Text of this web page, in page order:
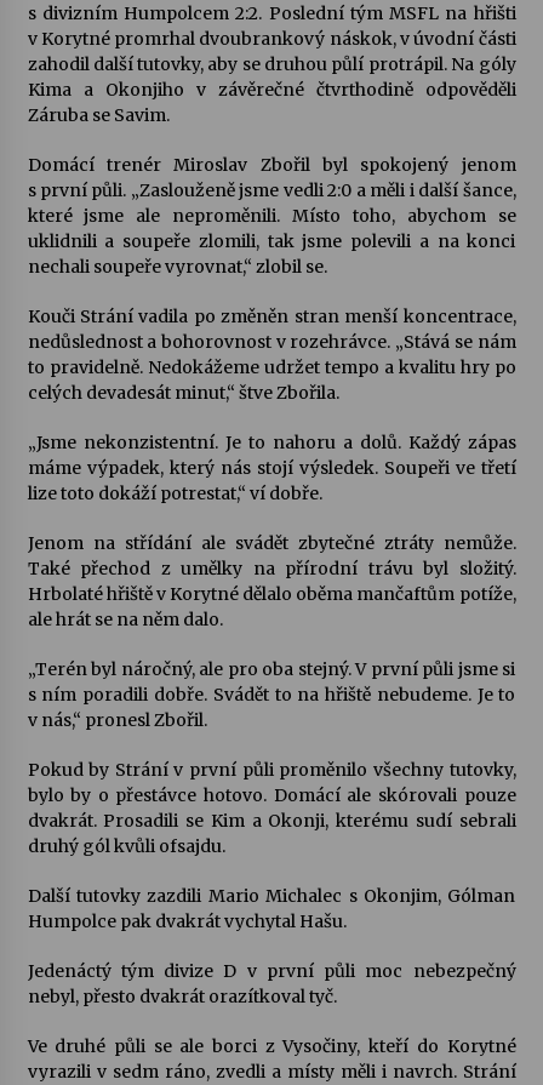
Pozvánka na integrační festival Quijotova
šedesátka: 28. 7.–1. 8. 2026
Letní koncerty ve Stromovce: Kolchoz a
Jenakaši
28. 7. 2026
23. 7. 2026
Letní koncerty ve Stromovce: Rufus Miller
Vysočinka
17. 7. 2026
Ozvěny prázdnin
Za kulturou kousek za Humpolec. V Želivě ožije
13. 7. 2026
Varhanní recitál Michala Novenka v Klášteře
Želiv
3. 7. 2026
30. 6. 2026
s divizním Humpolcem 2:2. Poslední tým MSFL na hřišti
v Korytné promrhal dvoubrankový náskok, v úvodní části
zahodil další tutovky, aby se druhou půlí protrápil. Na góly
Kima a Okonjiho v závěrečné čtvrthodině odpověděli
Záruba se Savim.
Domácí trenér Miroslav Zbořil byl spokojený jenom
s první půli. „Zaslouženě jsme vedli 2:0 a měli i další šance,
které jsme ale neproměnili. Místo toho, abychom se
uklidnili a soupeře zlomili, tak jsme polevili a na konci
nechali soupeře vyrovnat,“ zlobil se.
Kouči Strání vadila po změněn stran menší koncentrace,
nedůslednost a bohorovnost v rozehrávce. „Stává se nám
to pravidelně. Nedokážeme udržet tempo a kvalitu hry po
celých devadesát minut,“ štve Zbořila.
„Jsme nekonzistentní. Je to nahoru a dolů. Každý zápas
máme výpadek, který nás stojí výsledek. Soupeři ve třetí
lize toto dokáží potrestat,“ ví dobře.
Jenom na střídání ale svádět zbytečné ztráty nemůže.
Také přechod z umělky na přírodní trávu byl složitý.
Hrbolaté hřiště v Korytné dělalo oběma mančaftům potíže,
ale hrát se na něm dalo.
„Terén byl náročný, ale pro oba stejný. V první půli jsme si
s ním poradili dobře. Svádět to na hřiště nebudeme. Je to
v nás,“ pronesl Zbořil.
Pokud by Strání v první půli proměnilo všechny tutovky,
bylo by o přestávce hotovo. Domácí ale skórovali pouze
dvakrát. Prosadili se Kim a Okonji, kterému sudí sebrali
druhý gól kvůli ofsajdu.
Další tutovky zazdili Mario Michalec s Okonjim, Gólman
Humpolce pak dvakrát vychytal Hašu.
Jedenáctý tým divize D v první půli moc nebezpečný
nebyl, přesto dvakrát orazítkoval tyč.
Ve druhé půli se ale borci z Vysočiny, kteří do Korytné
vyrazili v sedm ráno, zvedli a místy měli i navrch. Strání